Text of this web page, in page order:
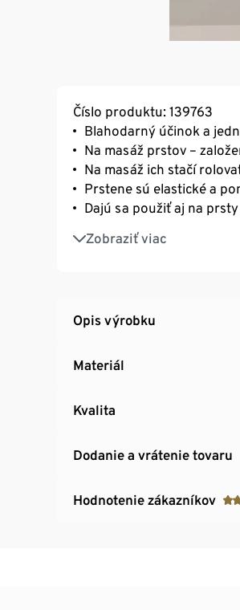
Číslo produktu: 139763
Blahodarný účinok a
Na masáž prstov –
Na masáž ich stačí
Prstene sú elastické a
Dajú sa použiť aj na
Zobraziť viac
Na uvoľnené wellness
Malé a praktické –
Opis výrobku
Materiál
Kvalita
Dodanie a vrátenie tovaru
Hodnotenie zákazníkov